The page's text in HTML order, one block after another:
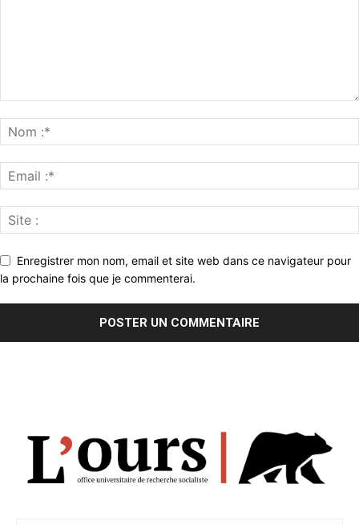
Enregistrer mon nom, email et site web dans ce navigateur pour
la prochaine fois que je commenterai.